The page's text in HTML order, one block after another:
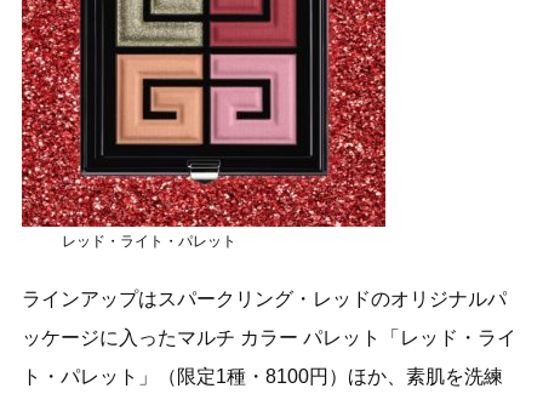
レッド・ライト・パレット
ラインアップはスパークリング・レッドのオリジナルパ
ッケージに入ったマルチ カラー パレット「レッド・ライ
ト・パレット」（限定1種・8100円）ほか、素肌を洗練